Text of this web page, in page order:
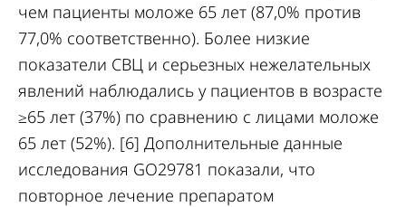
чем пациенты моложе 65 лет (87,0% против
77,0% соответственно). Более низкие
показатели СВЦ и серьезных нежелательных
явлений наблюдались у пациентов в возрасте
≥65 лет (37%) по сравнению с лицами моложе
65 лет (52%). [6] Дополнительные данные
исследования GO29781 показали, что
повторное лечение препаратом